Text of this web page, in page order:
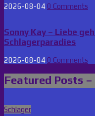
2026-08-04 0 Comments
Sonny Kay – Liebe
Schlagerparadies
2026-08-04 0 Comments
Featured Posts
Posted
Schlager